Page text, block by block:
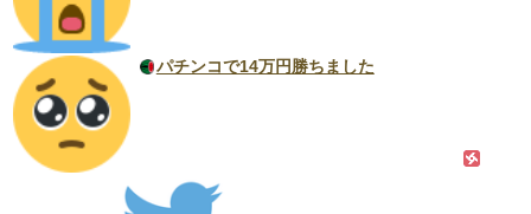
パチンコで14万円勝ちました